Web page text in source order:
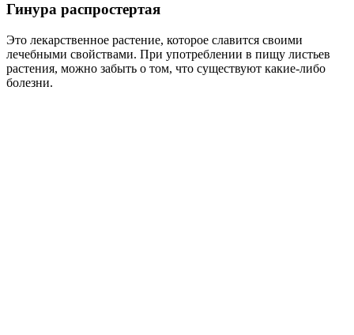
Гинура распростертая
Это лекарственное растение, которое славится своими
лечебными свойствами. При употреблении в пищу листьев
растения, можно забыть о том, что существуют какие-либо
болезни.